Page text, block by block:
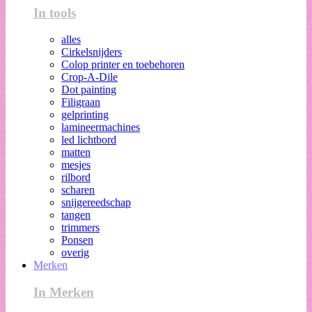
In tools
alles
Cirkelsnijders
Colop printer en toebehoren
Crop-A-Dile
Dot painting
Filigraan
gelprinting
lamineermachines
led lichtbord
matten
mesjes
rilbord
scharen
snijgereedschap
tangen
trimmers
Ponsen
overig
Merken
In Merken